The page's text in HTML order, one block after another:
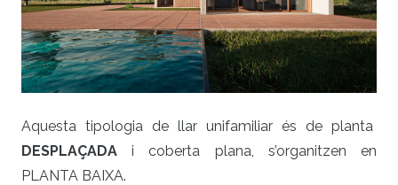
Aquesta tipologia de llar unifamiliar és de planta
DESPLAÇADA i coberta plana, s’organitzen en
PLANTA BAIXA.